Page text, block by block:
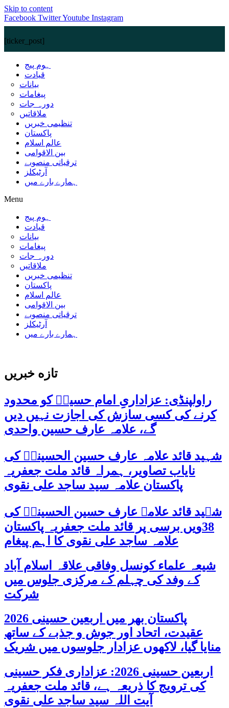
Skip to content
Facebook TwitterYoutube Instagram
[ticker_post]
ہوم پیج
قیادت
بیانات
پیغامات
دورہ جات
ملاقاتیں
تنظیمی خبریں
پاکستان
عالم اسلام
بین الاقوامی
ترقیاتی منصوبے
آرٹیکلز
ہمارے بارے میں
Menu
ہوم پیج
قیادت
بیانات
پیغامات
دورہ جات
ملاقاتیں
تنظیمی خبریں
پاکستان
عالم اسلام
بین الاقوامی
ترقیاتی منصوبے
آرٹیکلز
ہمارے بارے میں
تازه خبریں
راولپنڈی: عزاداریِ امام حسینؑ کو محدود
کرنے کی کسی سازش کی اجازت نہیں دیں
گے، علامہ عارف حسین واحدی
شہید قائد علامہ عارف حسین الحسینیؒ کی
نایاب تصاویر، ہمراہ قائد ملت جعفریہ
پاکستان علامہ سید ساجد علی نقوی
شہید قائد علامہ عارف حسین الحسینیؒ کی
38ویں برسی پر قائد ملت جعفریہ پاکستان
علامہ ساجد علی نقوی کا اہم پیغام
شیعہ علماء کونسل وفاقی علاقہ اسلام آباد
کے وفد کی چہلم کے مرکزی جلوس میں
شرکت
پاکستان بھر میں اربعین حسینی 2026
عقیدت، اتحاد اور جوش و جذبے کے ساتھ
منایا گیا، لاکھوں عزادار جلوسوں میں شریک
اربعین حسینی 2026: عزاداری فکر حسینی
کی ترویج کا ذریعہ ہے، قائد ملت جعفریہ
آیت اللہ سید ساجد علی نقوی